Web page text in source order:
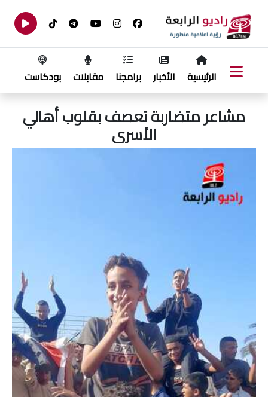
الرئيسية الأخبار برامجنا مقابلات بودكاست
مشاعر متضاربة تعصف بقلوب أهالي
الأسرى